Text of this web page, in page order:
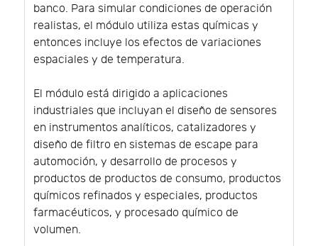
banco. Para simular condiciones de operación
realistas, el módulo utiliza estas químicas y
entonces incluye los efectos de variaciones
espaciales y de temperatura.
El módulo está dirigido a aplicaciones
industriales que incluyan el diseño de sensores
en instrumentos analíticos, catalizadores y
diseño de filtro en sistemas de escape para
automoción, y desarrollo de procesos y
productos de productos de consumo, productos
químicos refinados y especiales, productos
farmacéuticos, y procesado químico de
volumen.